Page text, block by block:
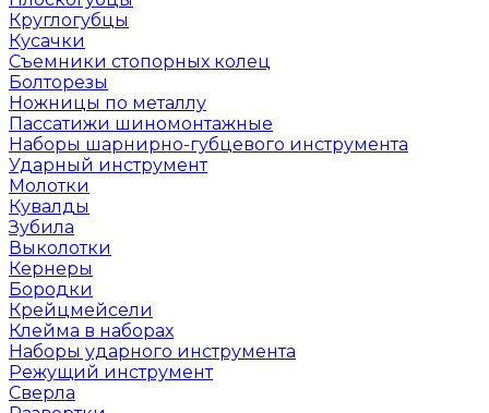
Круглогубцы
Кусачки
Съемники стопорных колец
Болторезы
Ножницы по металлу
Пассатижи шиномонтажные
Наборы шарнирно-губцевого инструмента
Ударный инструмент
Молотки
Кувалды
Зубила
Выколотки
Кернеры
Бородки
Крейцмейсели
Клейма в наборах
Наборы ударного инструмента
Режущий инструмент
Сверла